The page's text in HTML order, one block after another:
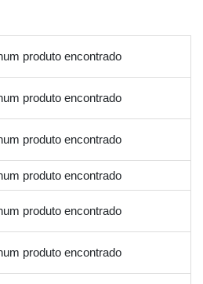
produto encontrado
produto encontrado
produto encontrado
produto encontrado
produto encontrado
produto encontrado